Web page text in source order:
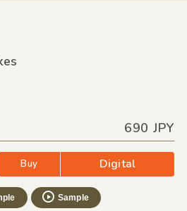
690 JPY
Buy Digital
Sample